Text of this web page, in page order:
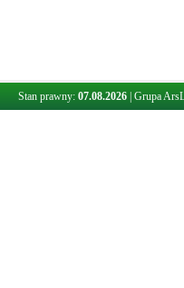
Stan prawny: 07.08.2026 Grupa